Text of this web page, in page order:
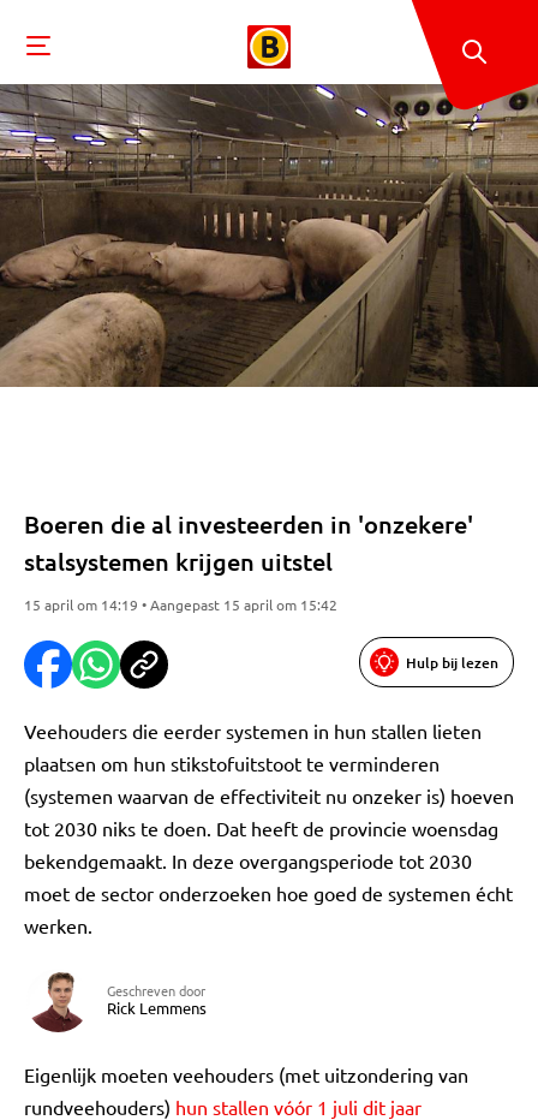
Boeren die al investeerden in 'onzekere'
stalsystemen krijgen uitstel
15 april om 14:19 • Aangepast 15 april om 15:42
Hulp bij lezen
Veehouders die eerder systemen in hun stallen lieten
plaatsen om hun stikstofuitstoot te verminderen
(systemen waarvan de effectiviteit nu onzeker is) hoeven
tot 2030 niks te doen. Dat heeft de provincie woensdag
bekendgemaakt. In deze overgangsperiode tot 2030
moet de sector onderzoeken hoe goed de systemen écht
werken.
Geschreven door
Rick Lemmens
Eigenlijk moeten veehouders (met uitzondering van
rundveehouders) hun stallen vóór 1 juli dit jaar